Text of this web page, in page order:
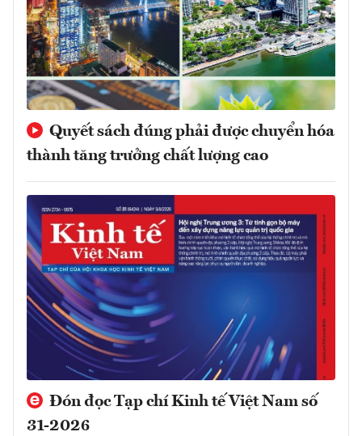
Quyết sách đúng phải được chuyển hóa
thành tăng trưởng chất lượng cao
Đón đọc Tạp chí Kinh tế Việt Nam số
31-2026